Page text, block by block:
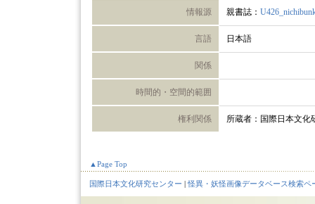
情報源 親書誌：
言語 日本語
関係
時間的・空間的範囲
権利関係 所蔵者：国際日本文化
▲Page Top
国際日本文化研究センター |怪異・妖怪画像データベース検索ペ